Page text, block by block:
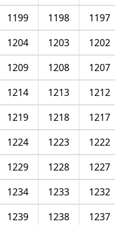
1197
1198
1199
1202
1203
1204
1207
1208
1209
1212
1213
1214
1217
1218
1219
1222
1223
1224
1227
1228
1229
1232
1233
1234
1237
1238
1239